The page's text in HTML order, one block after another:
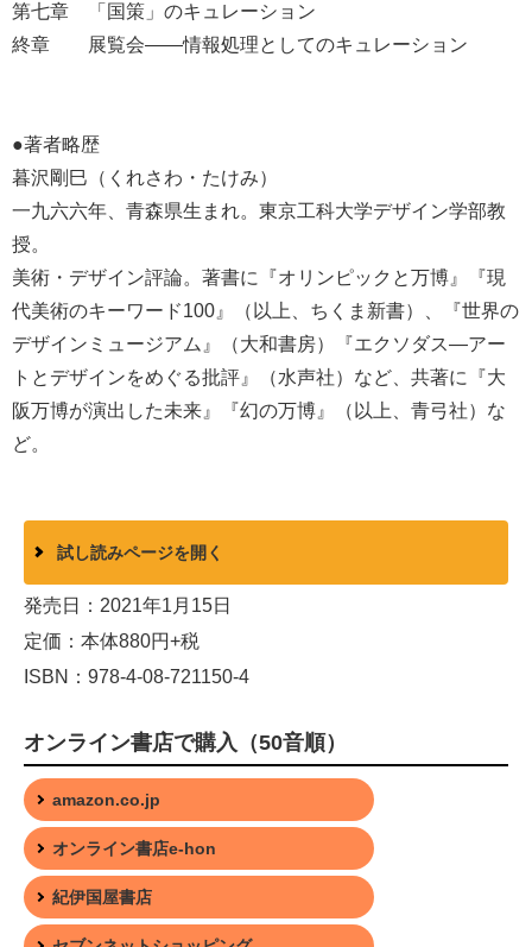
第七章 「国策」のキュレーション
終章 展覧会――情報処理としてのキュレーション
●著者略歴
暮沢剛巳（くれさわ・たけみ）
一九六六年、青森県生まれ。東京工科大学デザイン学部教
授。
美術・デザイン評論。著書に『オリンピックと万博』『現
代美術のキーワード100』（以上、ちくま新書）、『世界の
デザインミュージアム』（大和書房）『エクソダス―アー
トとデザインをめぐる批評』（水声社）など、共著に『大
阪万博が演出した未来』『幻の万博』（以上、青弓社）な
ど。
試し読みページを開く
発売日：2021年1月15日
定価：本体880円+税
ISBN：978-4-08-721150-4
オンライン書店で購入（50音順）
amazon.co.jp
オンライン書店e-hon
紀伊国屋書店